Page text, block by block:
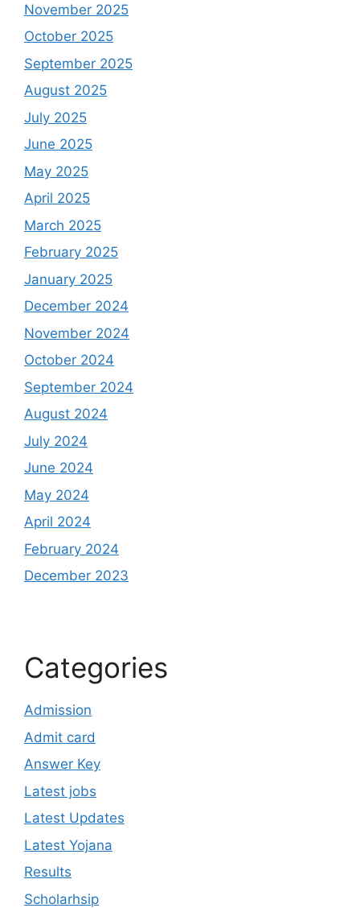
November 2025
October 2025
September 2025
August 2025
July 2025
June 2025
May 2025
April 2025
March 2025
February 2025
January 2025
December 2024
November 2024
October 2024
September 2024
August 2024
July 2024
June 2024
May 2024
April 2024
February 2024
December 2023
Categories
Admission
Admit card
Answer Key
Latest jobs
Latest Updates
Latest Yojana
Results
Scholarhsip